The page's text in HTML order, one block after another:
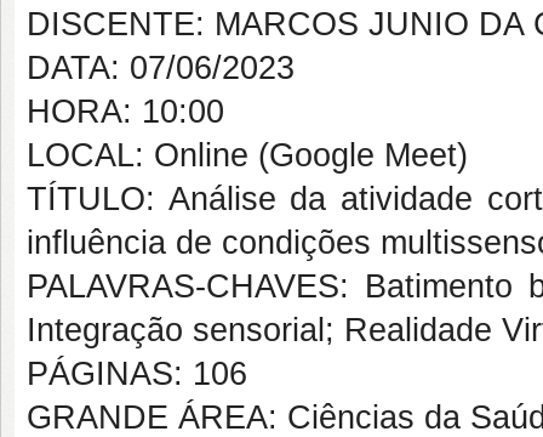
DISCENTE: MARCOS JUNIO DA
DATA: 07/06/2023
HORA: 10:00
LOCAL: Online (Google Meet)
TÍTULO: Análise da atividade
influência de condições
PALAVRAS-CHAVES: Batimento
Integração sensorial; Realidade
PÁGINAS: 106
GRANDE ÁREA: Ciências da